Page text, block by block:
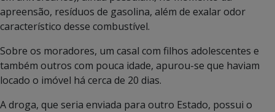
apreensão, resíduos de gasolina, além de exalar odor
característico desse combustível.
Sobre os moradores, um casal com filhos adolescentes e
também outros com pouca idade, apurou-se que haviam
locado o imóvel há cerca de 20 dias.
A droga, que seria enviada para outro Estado, possui o